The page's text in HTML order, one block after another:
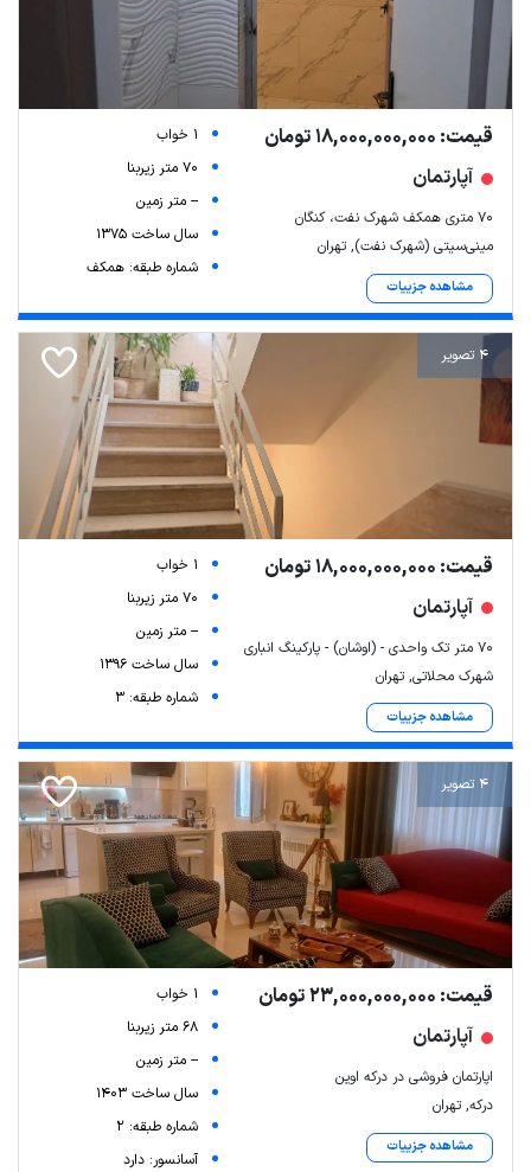
قیمت: 18,000,000,000 تومان
آپارتمان
۷۰ متری همکف شهرک نفت، کنگان
مینی‌سیتی (شهرک نفت), تهران
مشاهده جزییات
1 خواب
70 متر زیربنا
-- متر زمین
سال ساخت 1375
شماره طبقه: همکف
4 تصویر
قیمت: 18,000,000,000 تومان
آپارتمان
۷۰ متر تک واحدی - (اوشان) - پارکینگ انباری
شهرک محلاتی, تهران
مشاهده جزییات
1 خواب
70 متر زیربنا
-- متر زمین
سال ساخت 1396
شماره طبقه: 3
4 تصویر
قیمت: 23,000,000,000 تومان
آپارتمان
اپارتمان فروشی در درکه اوین
درکه, تهران
مشاهده جزییات
1 خواب
68 متر زیربنا
-- متر زمین
سال ساخت 1403
شماره طبقه: 2
آسانسور: دارد